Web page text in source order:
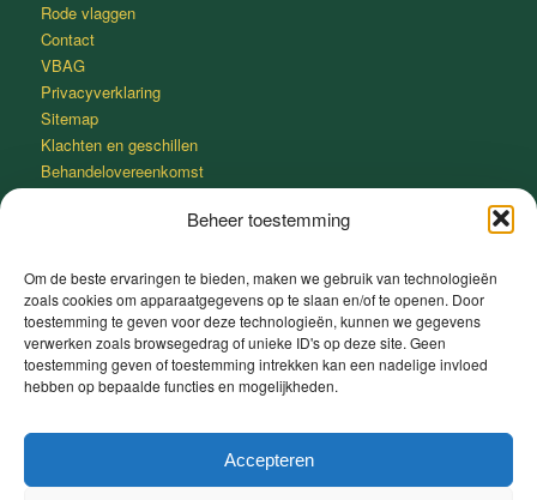
Beheer toestemming
Om de beste ervaringen te bieden, maken we gebruik van technologieën
zoals cookies om apparaatgegevens op te slaan en/of te openen. Door
toestemming te geven voor deze technologieën, kunnen we gegevens
verwerken zoals browsegedrag of unieke ID's op deze site. Geen
toestemming geven of toestemming intrekken kan een nadelige invloed
hebben op bepaalde functies en mogelijkheden.
Accepteren
Rode vlaggen
Contact
VBAG
Privacyverklaring
Sitemap
Klachten en geschillen
Behandelovereenkomst
SNEL IN SLAAP VALLEN MET DE 4-7-8 METHODE
Adem gedurende 4 seconden heel rustig in door je neus.
Houd je adem 7 seconden in.
Adem heel rustig uit door je mond gedurende 8 seconden.
Slaap lekker